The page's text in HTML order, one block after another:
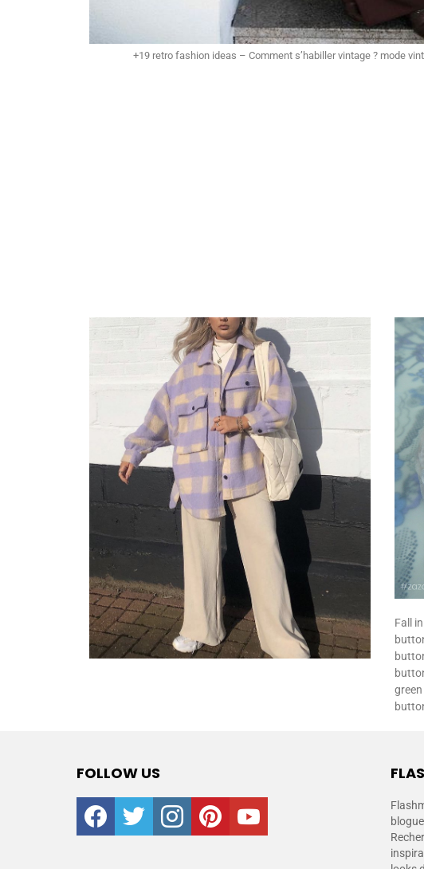
+19 retro fashion ideas – Comment s’habiller vintage ? mode
Fall
FOLLOW US
facebooktwitter instagrampinterestyoutube